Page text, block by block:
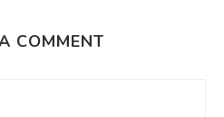
COMMENT